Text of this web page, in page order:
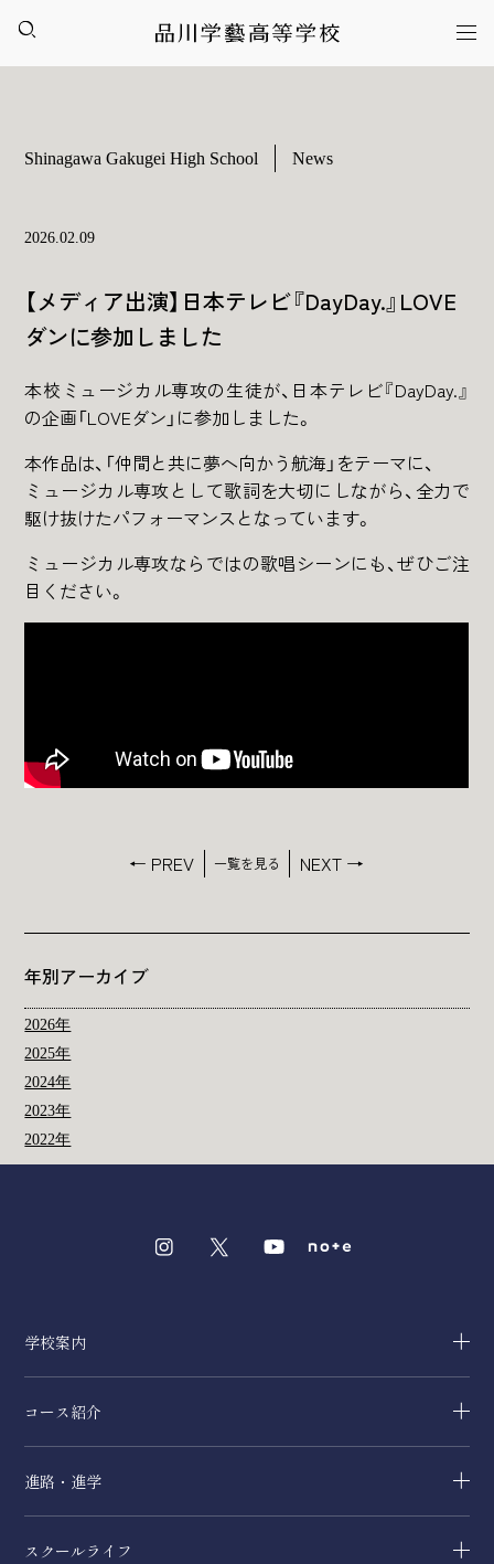
Shinagawa Gakugei High School News
2026.02.09
【メディア出演】日本テレビ『DayDay.』LOVE
ダンに参加しました
本校ミュージカル専攻の生徒が、日本テレビ『DayDay.』
の企画「LOVEダン」に参加しました。
本作品は、「仲間と共に夢へ向かう航海」をテーマに、
ミュージカル専攻として歌詞を大切にしながら、全力で
駆け抜けたパフォーマンスとなっています。
ミュージカル専攻ならではの歌唱シーンにも、ぜひご注
目ください。
← PREV 一覧を見る NEXT →
年別アーカイブ
2026年
2025年
2024年
2023年
2022年
学校案内
コース紹介
進路・進学
スクールライフ